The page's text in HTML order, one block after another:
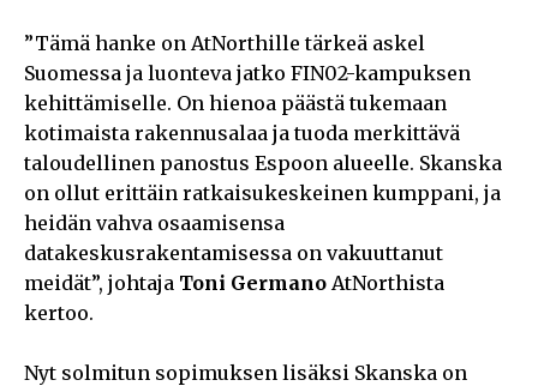
”Tämä hanke on AtNorthille tärkeä askel
Suomessa ja luonteva jatko FIN02-kampuksen
kehittämiselle. On hienoa päästä tukemaan
kotimaista rakennusalaa ja tuoda merkittävä
taloudellinen panostus Espoon alueelle. Skanska
on ollut erittäin ratkaisukeskeinen kumppani, ja
heidän vahva osaamisensa
datakeskusrakentamisessa on vakuuttanut
meidät”, johtaja Toni Germano AtNorthista
kertoo.
Nyt solmitun sopimuksen lisäksi Skanska on